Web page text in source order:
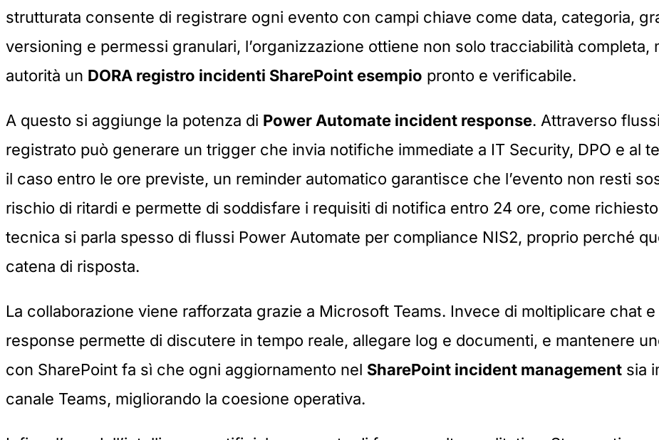
strutturata consente di registrare ogni evento con campi chiave come data, categoria,
versioning e permessi granulari, l’organizzazione ottiene non solo tracciabilità completa,
autorità un DORA registro incidenti SharePoint esempio pronto e verificabile.
A questo si aggiunge la potenza di Power Automate incident response. Attraverso
registrato può generare un trigger che invia notifiche immediate a IT Security, DPO e al
il caso entro le ore previste, un reminder automatico garantisce che l’evento non resti
rischio di ritardi e permette di soddisfare i requisiti di notifica entro 24 ore, come
tecnica si parla spesso di flussi Power Automate per compliance NIS2, proprio perché
catena di risposta.
La collaborazione viene rafforzata grazie a Microsoft Teams. Invece di moltiplicare chat
response permette di discutere in tempo reale, allegare log e documenti, e mantenere
con SharePoint fa sì che ogni aggiornamento nel SharePoint incident management sia
canale Teams, migliorando la coesione operativa.